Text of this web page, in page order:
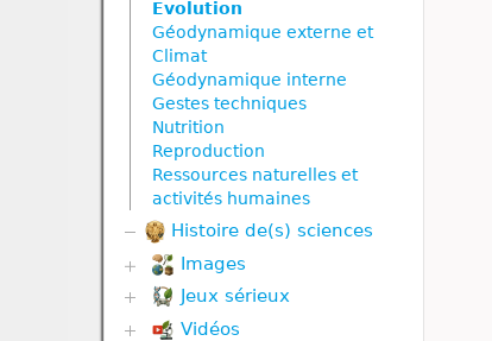
Génétique
Géodynamique externe
Géodynamique interne
Nutrition
Nutrition animale
Nutrition végétale
Reproduction
Reproduction animale
Ressources naturelles et
pollution
Divers
Evolution
Génétique
Géodynamique externe
Géodynamique interne
Molécule
Nutrition
Nutrition animale
Reproduction
Reproduction animale
Reproduction végétale
Univers et planètes
Evolution
Géodynamique externe et
Climat
Géodynamique interne
Gestes techniques
Nutrition
Reproduction
Ressources naturelles et
activités humaines
Histoire de(s) sciences
Images
Corps humain
Jeux sérieux
Biodiversité
Vidéos